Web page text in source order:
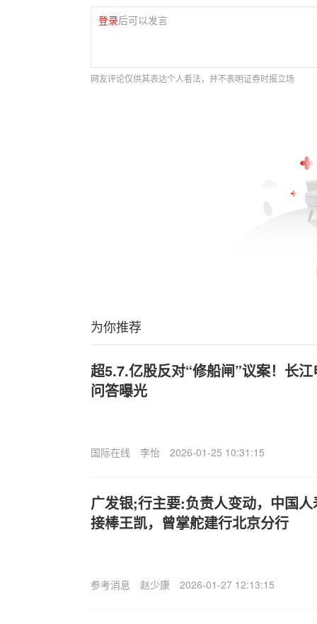
登录后可以发言
网友评论仅供其表达个人看法，并不表明证券时报立场
为你推荐
超5.7.亿股反对“修船闸”议案！长
问答曝光
国际在线 李怡 2026-01-25 10:31:15
广发银;行主要:负责人变动，中国
接棒王凯，曾掌舵建行北京分行
参考消息 赵少康 2026-01-27 12:13:15